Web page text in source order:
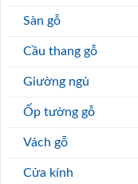
Sàn gỗ
Cầu thang gỗ
Giường ngủ
Ốp tường gỗ
Vách gỗ
Cửa kính